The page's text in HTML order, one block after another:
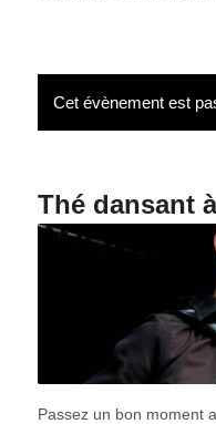
Cet évènement est
Thé dansant
Passez un bon moment